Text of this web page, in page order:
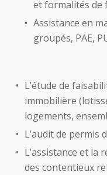
et formalités de
Assistance en
groupés, PAE,
L’étude de
immobilière
logements,
L’audit de permis
L’assistance et la
des contentieux